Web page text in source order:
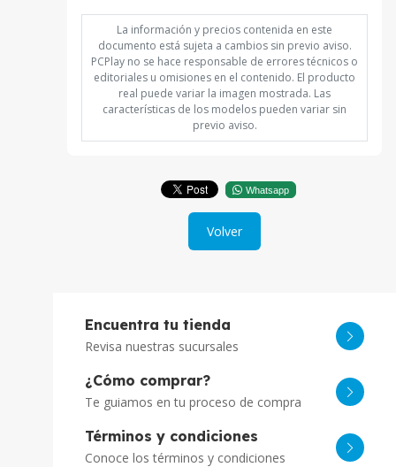
La información y precios contenida en este
documento está sujeta a cambios sin previo aviso.
PCPlay no se hace responsable de errores técnicos o
editoriales u omisiones en el contenido. El producto
real puede variar la imagen mostrada. Las
características de los modelos pueden variar sin
previo aviso.
Whatsapp
Volver
Encuentra tu tienda
Revisa nuestras sucursales
¿Cómo comprar?
Te guiamos en tu proceso de compra
Términos y condiciones
Conoce los términos y condiciones